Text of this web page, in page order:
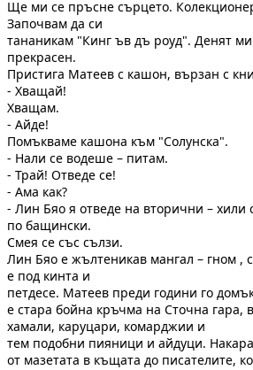
Ще ми се пръсне сърцето.
Започвам да си
тананикам "Кинг ъв дъ роуд". Денят
прекрасен.
Пристига Матеев с кашон, вързан с
- Хващай!
Хващам.
- Айде!
Помъкваме кашона към "Солунска".
- Нали се водеше – питам.
- Трай! Отведе се!
- Ама как?
- Лин Бяо я отведе на вторични – хили
по бащински.
Смея се със сълзи.
Лин Бяо е жълтеникав мангал – гном ,
е под кинта и
петдесе. Матеев преди години го
е стара бойна кръчма на Сточна гара,
хамали, каруцари, комарджии и
тем подобни пияници и айдуци.
от мазетaта в къщата до писателите,